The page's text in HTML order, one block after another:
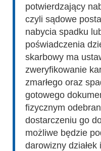
potwierdzający
czyli sądowe
nabycia spadku
poświadczenia
skarbowy ma
zweryfikowanie
zmarłego oraz
gotowego
fizycznym
dostarczeniu go
możliwe będzie
darowizny